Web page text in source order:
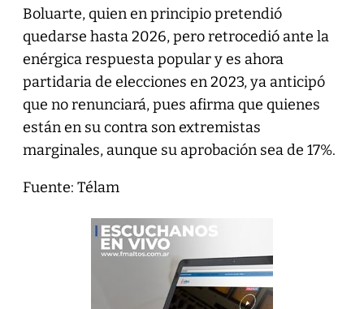
Boluarte, quien en principio pretendió
quedarse hasta 2026, pero retrocedió ante la
enérgica respuesta popular y es ahora
partidaria de elecciones en 2023, ya anticipó
que no renunciará, pues afirma que quienes
están en su contra son extremistas
marginales, aunque su aprobación sea de 17%.
Fuente: Télam